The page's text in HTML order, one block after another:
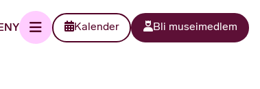
Kalender Bli museimedlem